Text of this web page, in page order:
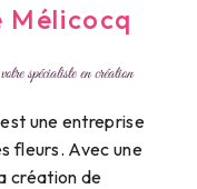
Mélicocq
spécialiste en création
une entreprise
fleurs. Avec une
création de